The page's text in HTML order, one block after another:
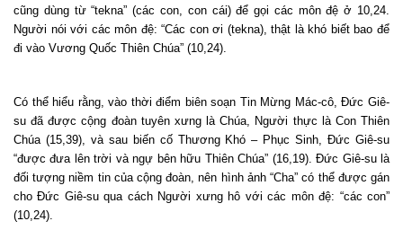
cũng dùng từ “tekna” (các con, con cái) để gọi các môn đệ ở 10,24.
Người nói với các môn đệ: “Các con ơi (tekna), thật là khó biết bao để
đi vào Vương Quốc Thiên Chúa” (10,24).
Có thể hiểu rằng, vào thời điểm biên soạn Tin Mừng Mác-cô, Đức Giê-
su đã được cộng đoàn tuyên xưng là Chúa, Người thực là Con Thiên
Chúa (15,39), và sau biến cố Thương Khó – Phục Sinh, Đức Giê-su
“được đưa lên trời và ngự bên hữu Thiên Chúa” (16,19). Đức Giê-su là
đối tượng niềm tin của cộng đoàn, nên hình ảnh “Cha” có thể được gán
cho Đức Giê-su qua cách Người xưng hô với các môn đệ: “các con”
(10,24).